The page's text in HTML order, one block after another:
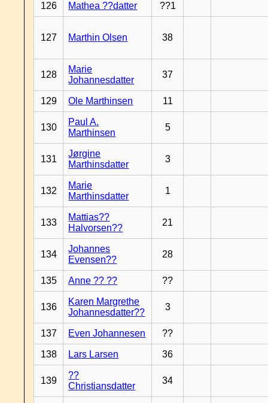
126 Mathea ??datter ??1
127 Marthin Olsen 38
128
Marie
Johannesdatter
37
129 Ole Marthinsen 11
130
Paul A.
Marthinsen
5
131
Jørgine
Marthinsdatter
3
132
Marie
Marthinsdatter
1
133
Mattias??
Halvorsen??
21
134
Johannes
Evensen??
28
135 Anne ?? ?? ??
136
Karen Margrethe
Johannesdatter??
3
137 Even Johannesen ??
138 Lars Larsen 36
139
??
Christiansdatter
34